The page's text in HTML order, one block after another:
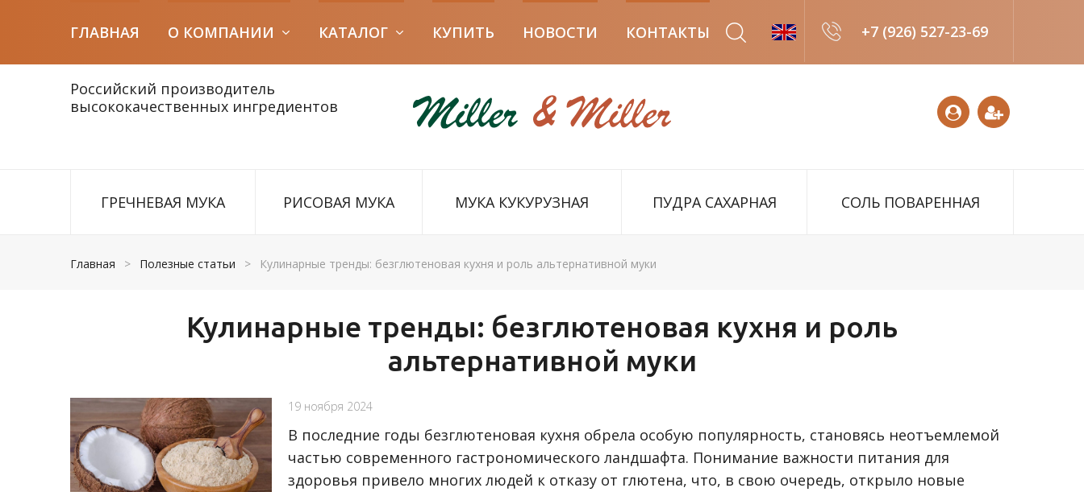
ГЛАВНАЯ О КОМПАНИИ КАТАЛОГ КУПИТЬ НОВОСТИ КОНТАКТЫ +7 (926) 527-23-69
Российский производитель
высококачественных ингредиентов
ГРЕЧНЕВАЯ МУКА РИСОВАЯ МУКА МУКА КУКУРУЗНАЯ ПУДРА САХАРНАЯ СОЛЬ ПОВАРЕННАЯ
Главная > Полезные статьи > Кулинарные тренды: безглютеновая кухня и роль альтернативной муки
Кулинарные тренды: безглютеновая кухня и роль
альтернативной муки
19 ноября 2024
В последние годы безглютеновая кухня обрела особую популярность, становясь неотъемлемой
частью современного гастрономического ландшафта. Понимание важности питания для
здоровья привело многих людей к отказу от глютена, что, в свою очередь, открыло новые